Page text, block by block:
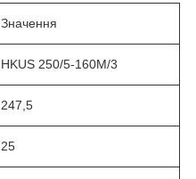
Значення
HKUS 250/5-160М/3
247,5
25